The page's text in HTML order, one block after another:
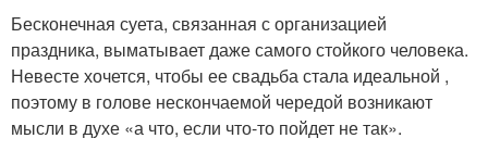
Бесконечная суета, связанная с организацией
праздника, выматывает даже самого стойкого человека.
Невесте хочется, чтобы ее свадьба стала идеальной ,
поэтому в голове нескончаемой чередой возникают
мысли в духе «а что, если что-то пойдет не так».